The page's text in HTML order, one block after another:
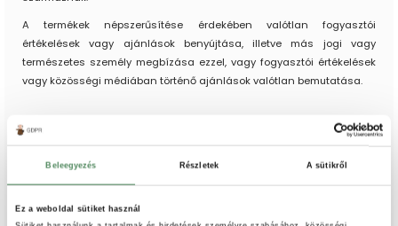
Beleegyezés Részletek A sütikről
Ez a weboldal sütiket használ
A termékek népszerűsítése érdekében valótlan fogyasztói
értékelések vagy ajánlások benyújtása, illetve más jogi vagy
természetes személy megbízása ezzel, vagy fogyasztói értékelések
vagy közösségi médiában történő ajánlások valótlan bemutatása.